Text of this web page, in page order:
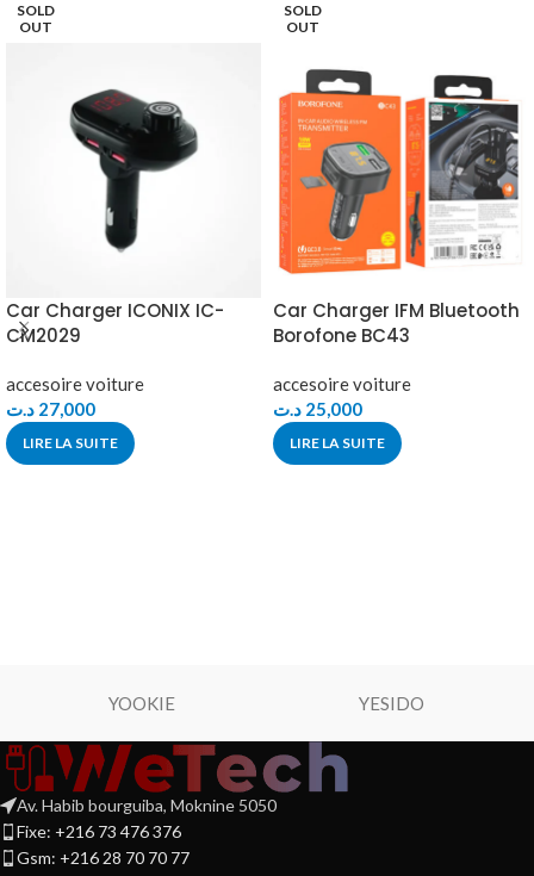
SOLD
OUT
Car Charger ICONIX IC-
CM2029
accesoire voiture
27,000 د.ت
LIRE LA SUITE
SOLD
OUT
Car Charger IFM Bluetooth
Borofone BC43
accesoire voiture
25,000 د.ت
LIRE LA SUITE
YOOKIE YESIDO
Av. Habib bourguiba, Moknine 5050
Fixe: +216 73 476 376
Gsm: +216 28 70 70 77